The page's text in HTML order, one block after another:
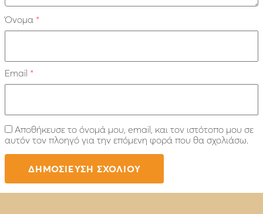
Όνομα *
Email *
Αποθήκευσε το όνομά μου, email, και τον ιστότοπο μου σε
αυτόν τον πλοηγό για την επόμενη φορά που θα σχολιάσω.